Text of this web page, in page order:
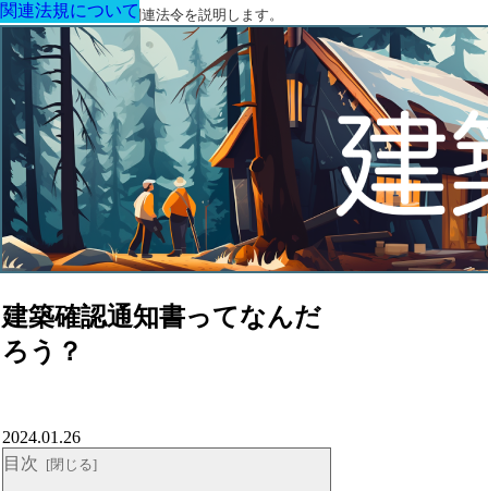
建築に関する用語と関連法令を説明します。
建築確認通知書ってなんだ
ろう？
関連法規について
2024.01.26
目次
関連法規について
関連法規について
関連法規について
関連法規について
関連法規について
関連法規について